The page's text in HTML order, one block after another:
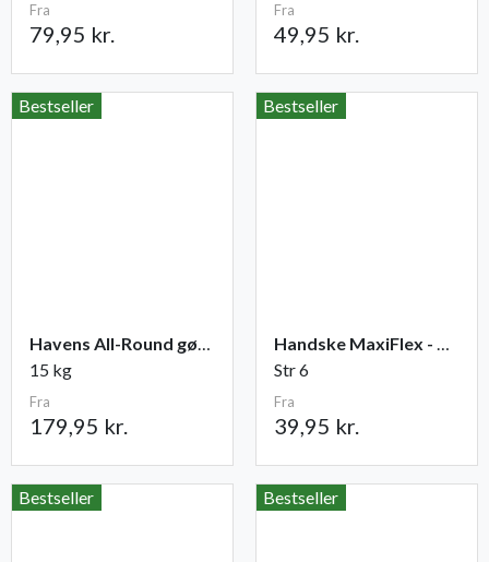
Fra
79,95 kr.
Fra
49,95 kr.
Bestseller
Havens All-Round gødning NPK 12-2-10
15 kg
Fra
179,95 kr.
Bestseller
Handske MaxiFlex - Ultimate
Str 6
Fra
39,95 kr.
Bestseller Bestseller